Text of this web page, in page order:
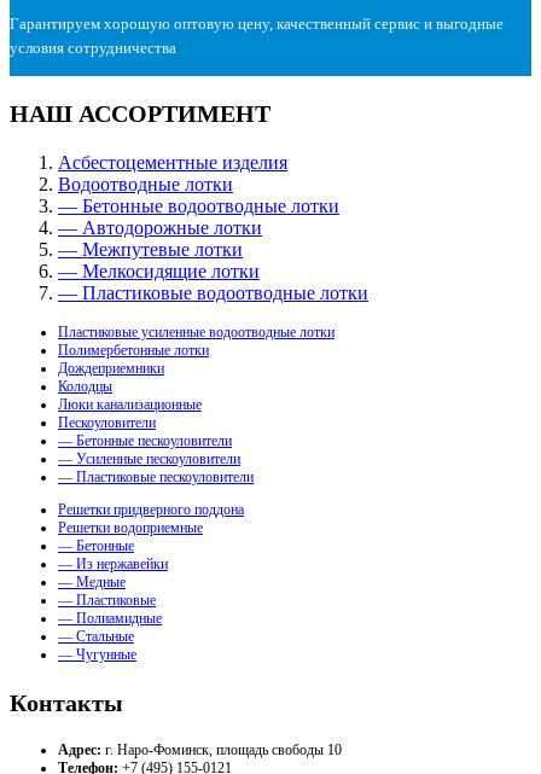
Гарантируем хорошую оптовую цену, качественный сервис и выгодные
условия сотрудничества
НАШ АССОРТИМЕНТ
Асбестоцементные изделия
Водоотводные лотки
— Бетонные водоотводные лотки
— Автодорожные лотки
— Межпутевые лотки
— Мелкосидящие лотки
— Пластиковые водоотводные лотки
Пластиковые усиленные водоотводные лотки
Полимербетонные лотки
Дождеприемники
Колодцы
Люки канализационные
Пескоуловители
— Бетонные пескоуловители
— Усиленные пескоуловители
— Пластиковые пескоуловители
Решетки придверного поддона
Решетки водоприемные
— Бетонные
— Из нержавейки
— Медные
— Пластиковые
— Полиамидные
— Стальные
— Чугунные
Контакты
Адрес: г. Наро-Фоминск, площадь свободы 10
Телефон: +7 (495) 155-0121